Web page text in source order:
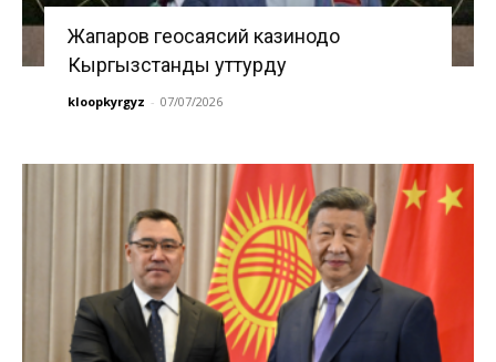
Жапаров геосаясий казинодо
Кыргызстанды уттурду
kloopkyrgyz - 07/07/2026